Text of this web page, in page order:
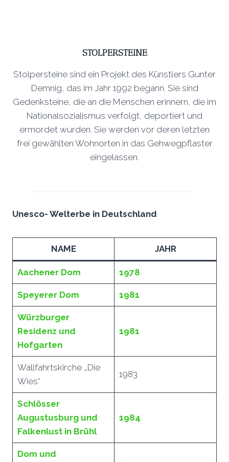
STOLPERSTEINE
Stolpersteine sind ein Projekt des Künstlers Gunter
Demnig, das im Jahr 1992 begann. Sie sind
Gedenksteine, die an die Menschen erinnern, die im
Nationalsozialismus verfolgt, deportiert und
ermordet wurden. Sie werden vor deren letzten
frei gewählten Wohnorten in das Gehwegpflaster
eingelassen.
Unesco- Welterbe in Deutschland
NAME JAHR
Aachener Dom 1978
Speyerer Dom 1981
Würzburger
Residenz und
Hofgarten
1981
Wallfahrtskirche „Die
Wies“
1983
Schlösser
Augustusburg und
Falkenlust in Brühl
1984
Dom und